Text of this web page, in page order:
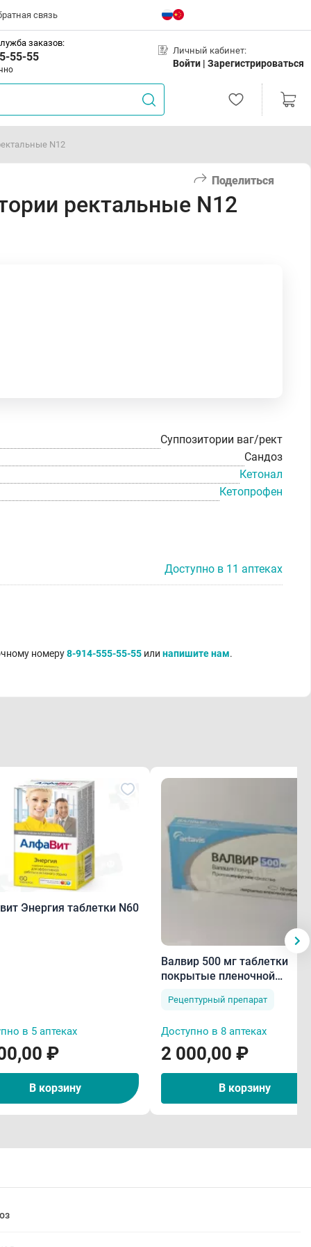
связь
заказов:
55-55 Личный кабинет:
Войти | Зарегистрироваться
N12
Поделиться
ректальные N12
Суппозитории ваг/рект
Сандоз
Кетонал
Кетопрофен
Доступно в 11 аптеках
номеру8-914-555-55-55 или напишите нам.
Энергия таблетки N60
в 5 аптеках
₽
В корзину
Валвир 500 мг таблетки
покрытые пленочной
Рецептурный препарат
Доступно в 8 аптеках
2 000,00 ₽
В корзину